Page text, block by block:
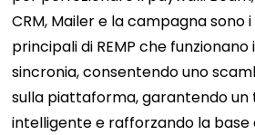
CRM, Mailer e la campagna sono
principali di REMP che
sincronia, consentendo uno
sulla piattaforma, garantendo
intelligente e rafforzando la base